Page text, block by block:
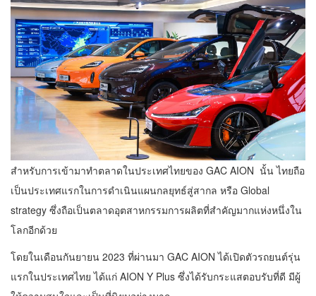
สำหรับการเข้ามาทำตลาดในประเทศไทยของ GAC AION นั้น ไทยถือ
เป็นประเทศแรกในการดำเนินแผนกลยุทธ์สู่สากล หรือ Global
strategy ซึ่งถือเป็นตลาดอุตสาหกรรมการผลิตที่สำคัญมากแห่งหนึ่งใน
โลกอีกด้วย
โดยในเดือนกันยายน 2023 ที่ผ่านมา GAC AION ได้เปิดตัวรถยนต์รุ่น
แรกในประเทศไทย ได้แก่ AION Y Plus ซึ่งได้รับกระแสตอบรับที่ดี มีผู้